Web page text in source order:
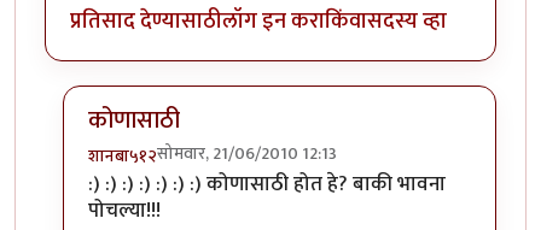
प्रतिसाद देण्यासाठीलॉग इन कराकिंवासदस्य व्हा
कोणासाठी
शानबा५१२सोमवार, 21/06/2010 12:13
In reply toतुम्ही कायbyअवलिया
:) :) :) :) :) :) :) कोणासाठी होत हे? बाकी भावना
पोचल्या!!!